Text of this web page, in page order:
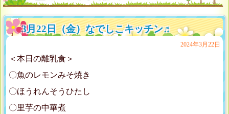
3月22日（金）なでしこキッチン♬
2024年3月22日
＜本日の離乳食＞
〇魚のレモンみそ焼き
〇ほうれんそうひたし
〇里芋の中華煮